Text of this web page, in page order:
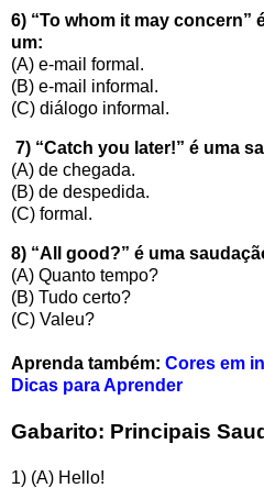
6) “To whom it may concern”
um:
(A) e-mail formal.
(B) e-mail informal.
(C) diálogo informal.
7) “Catch you later!” é uma
(A) de chegada.
(B) de despedida.
(C) formal.
8) “All good?” é uma
(A) Quanto tempo?
(B) Tudo certo?
(C) Valeu?
Aprenda também: Cores em
Dicas para Aprender
Gabarito: Principais
1) (A) Hello!